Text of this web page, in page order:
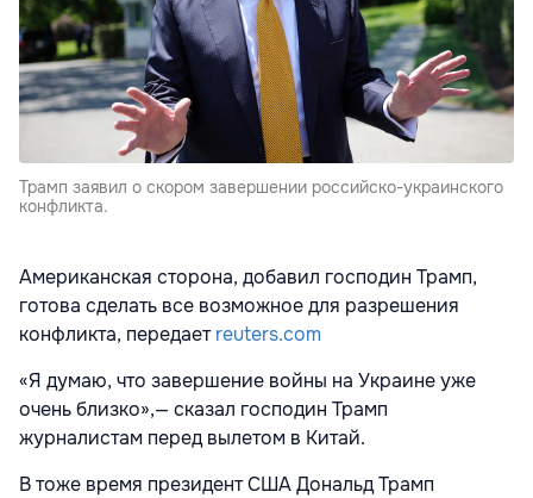
Трамп заявил о скором завершении российско-украинского
конфликта.
Американская сторона, добавил господин Трамп,
готова сделать все возможное для разрешения
конфликта, передаетreuters.com
«Я думаю, что завершение войны на Украине уже
очень близко»,— сказал господин Трамп
журналистам перед вылетом в Китай.
В тоже время президент США Дональд Трамп